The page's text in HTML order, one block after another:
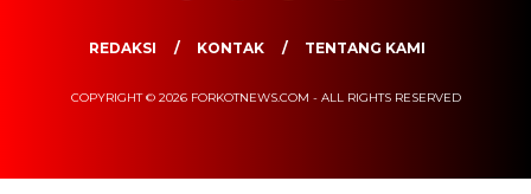
REDAKSI KONTAK TENTANG KAMI
COPYRIGHT © 2026 FORKOTNEWS.COM - ALL RIGHTS RESERVED